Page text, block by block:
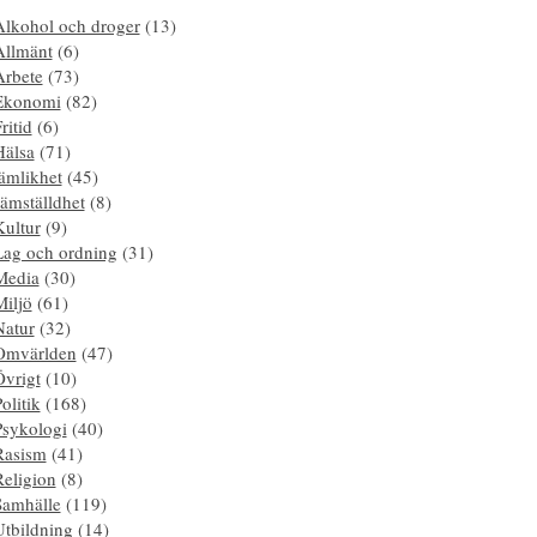
och droger(13)
(6)
(73)
(82)
(6)
(71)
(45)
(8)
(9)
och ordning (31)
(30)
(61)
(32)
(47)
(10)
(168)
(40)
(41)
(8)
(119)
(14)